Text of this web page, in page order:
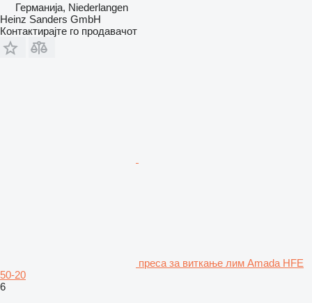
Германија, Niederlangen
Heinz Sanders GmbH
Контактирајте го продавачот
преса за виткање лим Amada HFE
50-20
6